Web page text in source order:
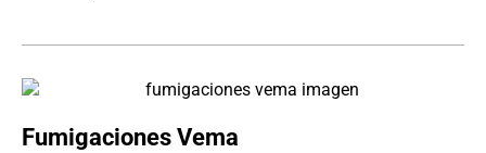
Fumigaciones Vema